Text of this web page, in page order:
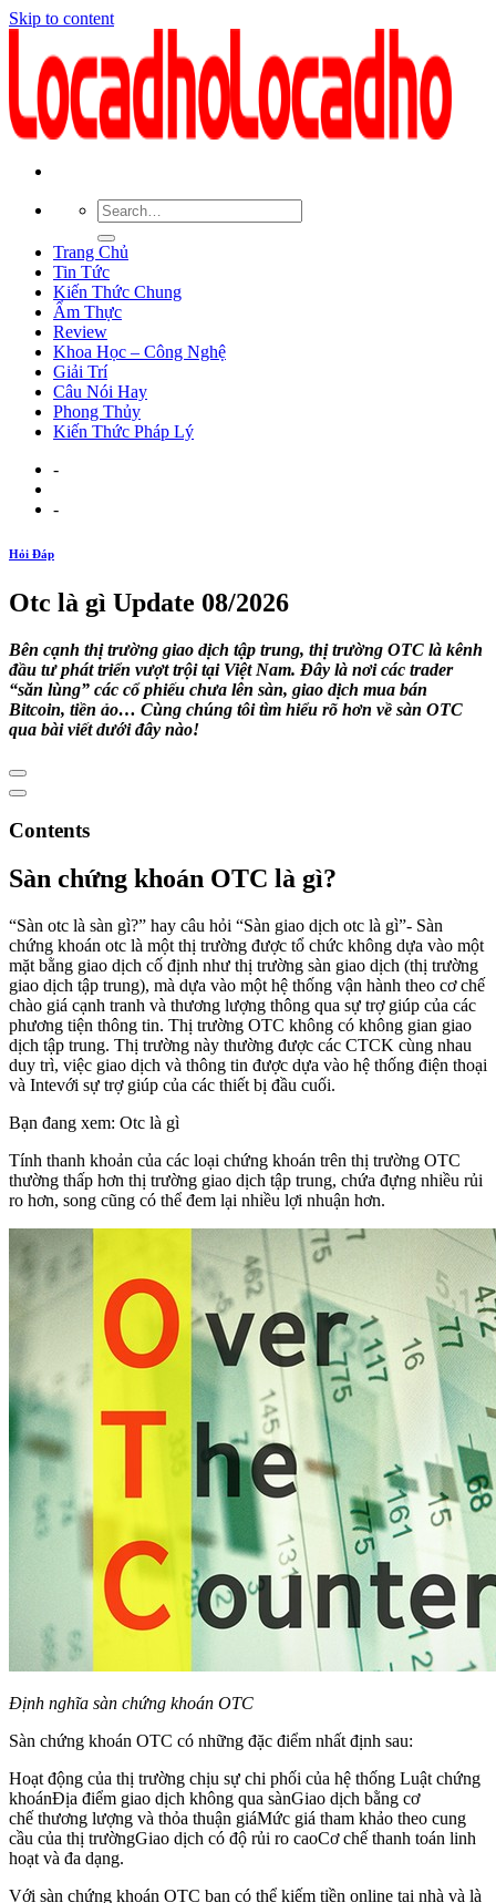
Skip to content
Trang Chủ
Tin Tức
Kiến Thức Chung
Ẩm Thực
Review
Khoa Học – Công Nghệ
Giải Trí
Câu Nói Hay
Phong Thủy
Kiến Thức Pháp Lý
-
-
Hỏi Đáp
Otc là gì Update 08/2026
Bên cạnh thị trường giao dịch tập trung, thị trường OTC là kênh
đầu tư phát triển vượt trội tại Việt Nam. Đây là nơi các trader
“săn lùng” các cổ phiếu chưa lên sàn, giao dịch mua bán
Bitcoin, tiền ảo… Cùng chúng tôi tìm hiểu rõ hơn về sàn OTC
qua bài viết dưới đây nào!
Contents
Sàn chứng khoán OTC là gì?
“Sàn otc là sàn gì?” hay câu hỏi “Sàn giao dịch otc là gì”- Sàn
chứng khoán otc là một thị trường được tổ chức không dựa vào một
mặt bằng giao dịch cố định như thị trường sàn giao dịch (thị trường
giao dịch tập trung), mà dựa vào một hệ thống vận hành theo cơ chế
chào giá cạnh tranh và thương lượng thông qua sự trợ giúp của các
phương tiện thông tin. Thị trường OTC không có không gian giao
dịch tập trung. Thị trường này thường được các CTCK cùng nhau
duy trì, việc giao dịch và thông tin được dựa vào hệ thống điện thoại
và Intevới sự trợ giúp của các thiết bị đầu cuối.
Bạn đang xem: Otc là gì
Tính thanh khoản của các loại chứng khoán trên thị trường OTC
thường thấp hơn thị trường giao dịch tập trung, chứa đựng nhiều rủi
ro hơn, song cũng có thể đem lại nhiều lợi nhuận hơn.
Định nghĩa sàn chứng khoán OTC
Sàn chứng khoán OTC có những đặc điểm nhất định sau:
Hoạt động của thị trường chịu sự chi phối của hệ thống Luật chứng
khoánĐịa điểm giao dịch không qua sànGiao dịch bằng cơ
chế thương lượng và thỏa thuận giáMức giá tham khảo theo cung
cầu của thị trườngGiao dịch có độ rủi ro caoCơ chế thanh toán linh
hoạt và đa dạng.
Với sàn chứng khoán OTC bạn có thể kiếm tiền online tại nhà và là